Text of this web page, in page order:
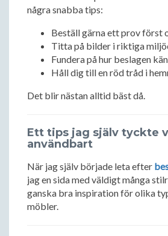
några snabba tips:
Beställ gärna ett prov först
Titta på bilder i riktiga
Fundera på hur beslagen
Håll dig till en röd tråd i
Det blir nästan alltid bäst då.
Ett tips jag själv tyckte
användbart
När jag själv började leta efter
jag en sida med väldigt många
ganska bra inspiration för olika
möbler.